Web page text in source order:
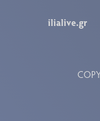
ilialive.gr